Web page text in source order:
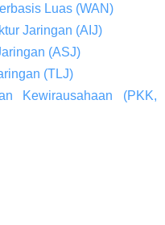
Luas (WAN)
Jaringan (AIJ)
(ASJ)
(TLJ)
Kewirausahaan (PKK,